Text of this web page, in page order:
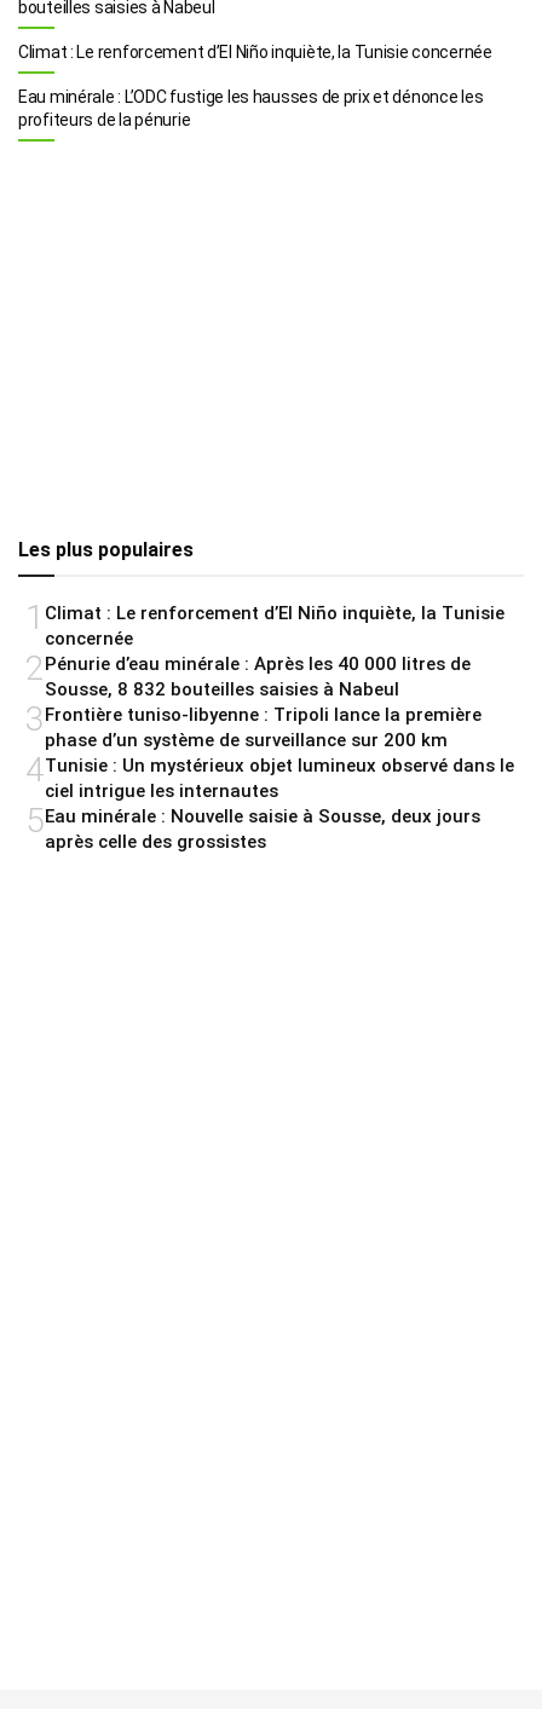
bouteilles saisies à Nabeul
Climat : Le renforcement d’El Niño inquiète, la Tunisie concernée
Eau minérale : L’ODC fustige les hausses de prix et dénonce les
profiteurs de la pénurie
Les plus populaires
1 Climat : Le renforcement d’El Niño inquiète, la Tunisie
concernée
2Pénurie d’eau minérale : Après les 40 000 litres de
Sousse, 8 832 bouteilles saisies à Nabeul
3Frontière tuniso-libyenne : Tripoli lance la première
phase d’un système de surveillance sur 200 km
4Tunisie : Un mystérieux objet lumineux observé dans le
ciel intrigue les internautes
5Eau minérale : Nouvelle saisie à Sousse, deux jours
après celle des grossistes